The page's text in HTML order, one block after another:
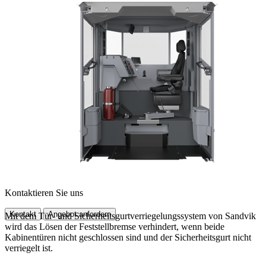
Kontaktieren Sie uns
Kontakt Angebot anfordern
Mit dem Tür- und Sicherheitsgurtverriegelungssystem von Sandvik
wird das Lösen der Feststellbremse verhindert, wenn beide
Kabinentüren nicht geschlossen sind und der Sicherheitsgurt nicht
verriegelt ist.